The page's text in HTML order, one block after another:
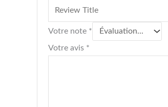
Votre note *
Votre avis *